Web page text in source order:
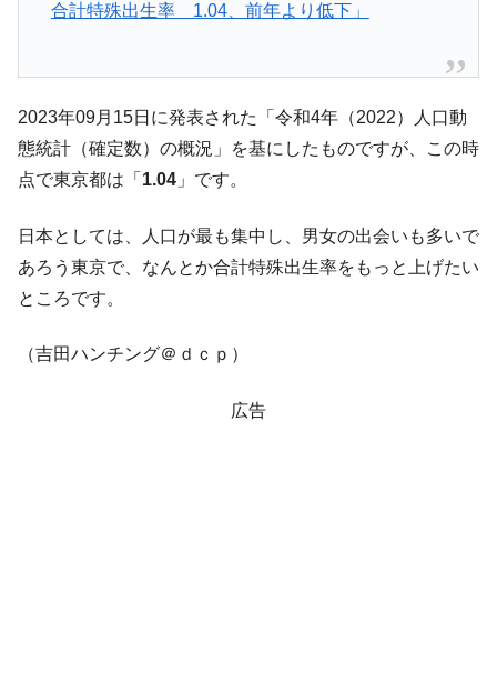
ル」まで拡大 ⇒ 海外資金の動きに強く左右される状態
韓国･帰ってきた李在明。李在明を支持しな
『Money1』
韓国大統領府ボンクラ政策室長が告発され
た ⇒ 国家が行った恐るべき株価操作であり、空前の国政壟
断
動」
『Money1』
中国だけが鉄鋼輸出を異常増加させる ⇒ 中
国の過剰生産が世界を蝕む。
種は全般的「不調」⇒ PSIが示す現況は決して良くない。
ン』1人当たり賠償10万ウォンを認定 ⇒ 総額3兆7,000億
合計特殊出生率 1.04、前年より低下」
2023年09月15日に発表された「令和4年（2022）人口動
態統計（確定数）の概況」を基にしたものですが、この時
点で東京都は「 1.04 」です。
日本としては、人口が最も集中し、男女の出会いも多いで
あろう東京で、なんとか合計特殊出生率をもっと上げたい
ところです。
（吉田ハンチング＠ｄｃｐ）
広告